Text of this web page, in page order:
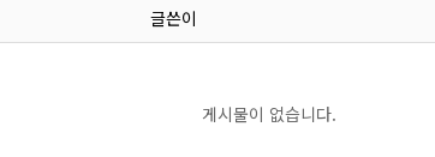
글쓴이
게시물이 없습니다.